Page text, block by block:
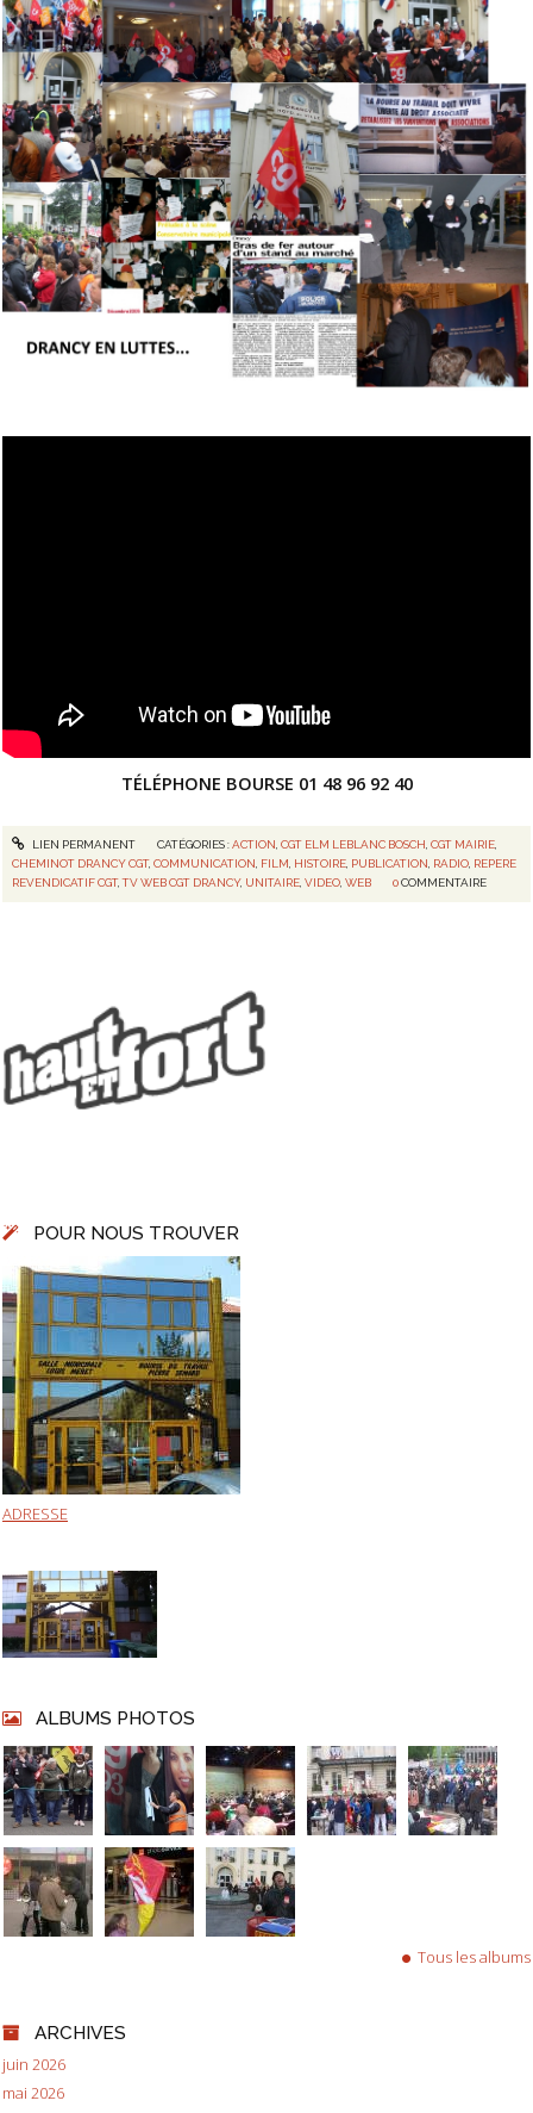
POUR NOUS TROUVER
ADRESSE
ALBUMS PHOTOS
Tous les albums
ARCHIVES
juin 2026
mai 2026
TÉLÉPHONE BOURSE 01 48 96 92 40
LIEN PERMANENT CATÉGORIES :ACTION, CGT ELM LEBLANC BOSCH, CGT MAIRIE,
CHEMINOT DRANCY CGT,COMMUNICATION, FILM, HISTOIRE, PUBLICATION, RADIO, REPERE
REVENDICATIF CGT,TV WEB CGT DRANCY, UNITAIRE,VIDEO,WEB 0 COMMENTAIRE